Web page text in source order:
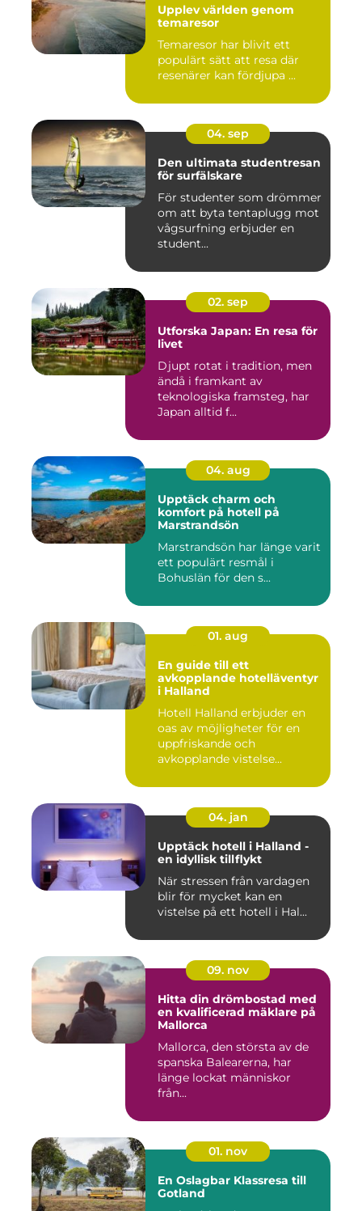
Upplev världen genom
temaresor
Temaresor har blivit ett
populärt sätt att resa där
resenärer kan fördjupa ...
04. sep
Den ultimata studentresan
för surfälskare
För studenter som drömmer
om att byta tentaplugg mot
vågsurfning erbjuder en
student...
02. sep
Utforska Japan: En resa för
livet
Djupt rotat i tradition, men
ändå i framkant av
teknologiska framsteg, har
Japan alltid f...
04. aug
Upptäck charm och
komfort på hotell på
Marstrandsön
Marstrandsön har länge varit
ett populärt resmål i
Bohuslän för den s...
01. aug
En guide till ett
avkopplande hotelläventyr
i Halland
Hotell Halland erbjuder en
oas av möjligheter för en
uppfriskande och
avkopplande vistelse...
04. jan
Upptäck hotell i Halland -
en idyllisk tillflykt
När stressen från vardagen
blir för mycket kan en
vistelse på ett hotell i Hal...
09. nov
Hitta din drömbostad med
en kvalificerad mäklare på
Mallorca
Mallorca, den största av de
spanska Balearerna, har
länge lockat människor
från...
01. nov
En Oslagbar Klassresa till
Gotland